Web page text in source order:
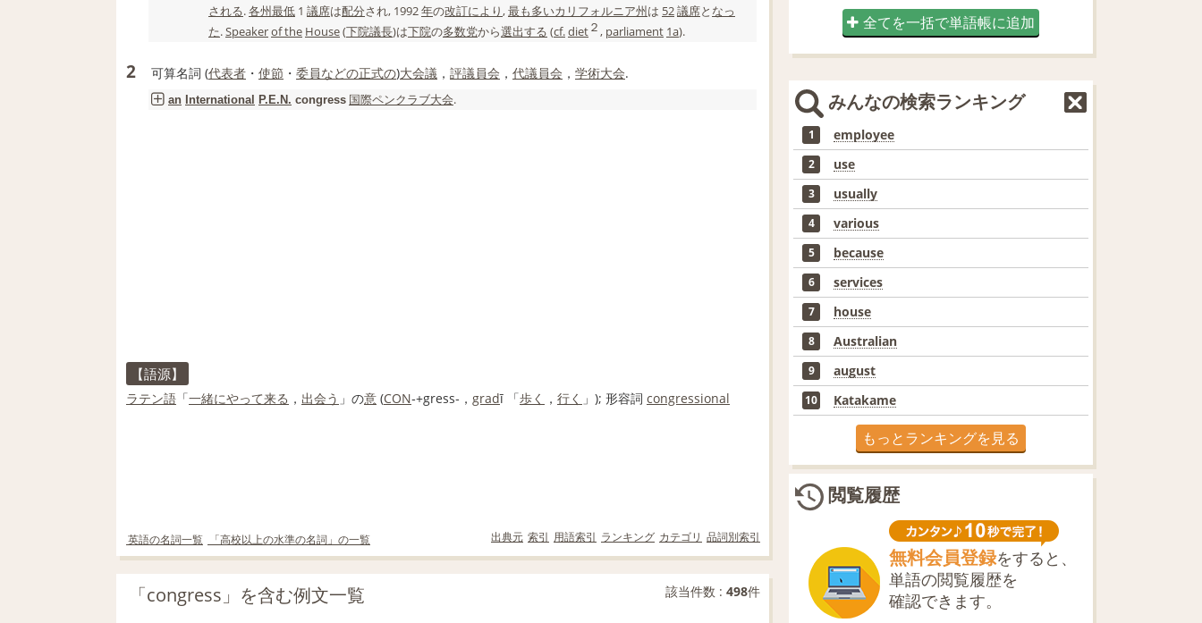
される.各州最低 1 議席は配分され, 1992年の改訂により,最も多いカリフォルニア州は 52議席と なっ
た.Speakerof the House(下院議長)は下院の多数党から選出する (cf.diet２, parliament 1a).
2 可算名詞 (代表者 ・ 使節 ・ 委員などの正式の)大会議 ， 評議員会 ， 代議員会 ， 学術大会.
an International P.E.N. congress 国際ペンクラブ大会.
【語源】
ラテン語 「一緒にやって来る ， 出会う 」の意 (CON‐+gress‐， gradī 「歩く ， 行く 」); 形容詞 congressional
英語の名詞一覧 「高校以上の水準の名詞」の一覧 出典元 索引 用語索引 ランキング カテゴリ 品詞別索引
「congress」を含む例文一覧 該当件数 : 498件
全てを一括で単語帳に追加
みんなの検索ランキング
1 employee
2 use
3 usually
4 various
5 because
6 services
7 house
8 Australian
9 august
10 Katakame
もっとランキングを見る
閲覧履歴
無料会員登録をすると、
単語の閲覧履歴を
確認できます。